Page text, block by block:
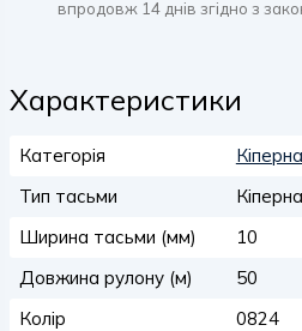
впродовж 14 днів згідно з
Характеристики
Категорія
Тип тасьми
Ширина тасьми (мм)
10
Довжина рулону (м)
50
Колір
0824